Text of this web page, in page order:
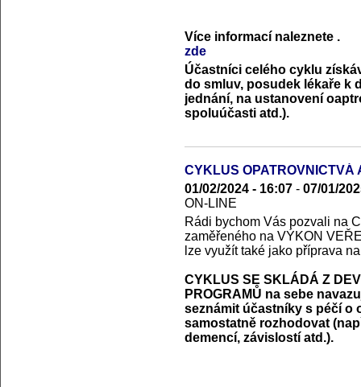
Více informací naleznete
zde
.
Účastníci celého cyklu
do smluv, posudek lékaře k
jednání, na ustanovení
spoluúčasti atd.).
CYKLUS OPATROVNICTVÁ
01/02/2024 - 16:07 - 07/01/
ON-LINE
Rádi bychom Vás pozvali na
zaměřeného na VÝKON
lze využít také jako příprava
CYKLUS SE SKLÁDÁ Z
PROGRAMŮ na sebe
seznámit účastníky s péčí o
samostatně rozhodovat
demencí, závislostí atd.).